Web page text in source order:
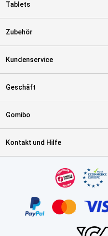
Tablets
Zubehör
Kundenservice
Geschäft
Gomibo
Kontakt und Hilfe